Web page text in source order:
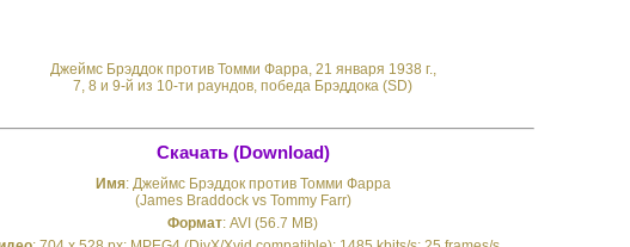
Джеймс Брэддок против Томми Фарра, 21 января 1938 г.,
7, 8 и 9-й из 10-ти раундов, победа Брэддока (SD)
Скачать (Download)
Имя: Джеймс Брэддок против Томми Фарра
(James Braddock vs Tommy Farr)
Формат: AVI (56.7 MB)